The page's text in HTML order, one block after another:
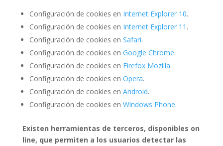
Configuración de cookies en Internet Explorer 10.
Configuración de cookies en Internet Explorer 11 .
Configuración de cookies en Safari.
Configuración de cookies en Google Chrome.
Configuración de cookies en Firefox Mozilla.
Configuración de cookies en Opera.
Configuración de cookies en Android.
Configuración de cookies en Windows Phone.
Existen herramientas de terceros, disponibles on
line, que permiten a los usuarios detectar las